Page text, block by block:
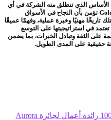
الذي تنطلق منه الشركة في أي
خطوة توسع جديدة، مؤكدة أن Golden Point تؤمن بأن النجاح في الأسواق
تاريخًا مهنيًا وخبرة عملية، وفهمًا عميقًا
في استراتيجيتها على التوسع
على الثقة وتبادل الخبرات، بما يضمن
حقيقية على المدى الطويل.
إندرايف تكشف عن أفضل 100 رائدة أعمال لجائزة Aurora